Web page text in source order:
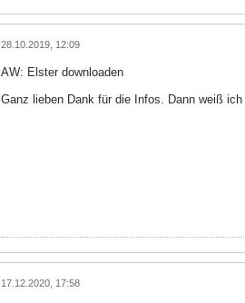
28.10.2019, 12:09
AW: Elster downloaden
Ganz lieben Dank für die Infos. Dann weiß
17.12.2020, 17:58